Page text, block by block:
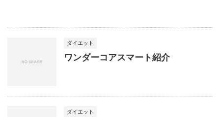
ダイエット
ワンダーコアスマート紹介
ダイエット